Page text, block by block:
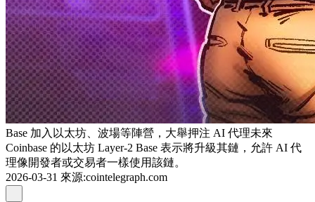
Base 加入以太坊、波場等陣營，大舉押注 AI 代理未來
Coinbase 的以太坊 Layer-2 Base 表示將升級其鏈，允許 AI 代
理像開發者或交易者一樣使用該鏈。
2026-03-31 來源:cointelegraph.com